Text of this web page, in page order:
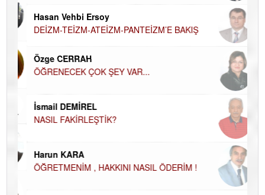
Hasan Vehbi Ersoy
DEİZM-TEİZM-ATEİZM-PANTEİZM’E BAKIŞ
Özge CERRAH
ÖĞRENECEK ÇOK ŞEY VAR...
İsmail DEMİREL
NASIL FAKİRLEŞTİK?
Harun KARA
ÖĞRETMENİM , HAKKINI NASIL ÖDERİM !